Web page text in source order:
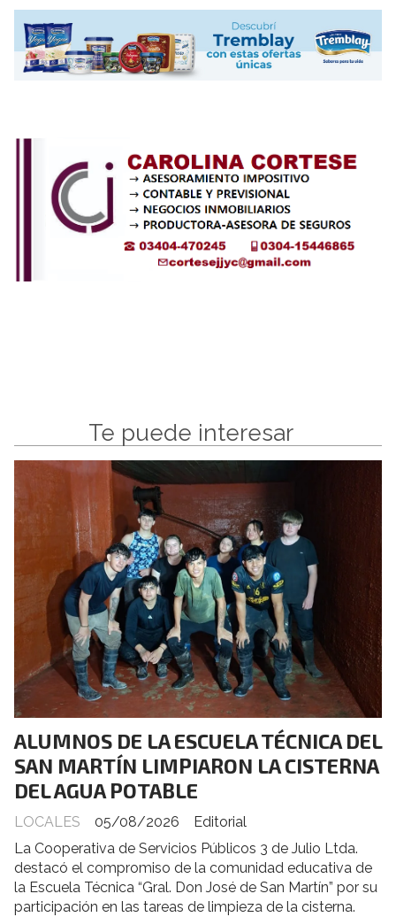
Te puede interesar
ALUMNOS DE LA ESCUELA TÉCNICA DEL
SAN MARTÍN LIMPIARON LA CISTERNA
DEL AGUA POTABLE
Editorial
LOCALES
05/08/2026
La Cooperativa de Servicios Públicos 3 de Julio Ltda.
destacó el compromiso de la comunidad educativa de
la Escuela Técnica “Gral. Don José de San Martín” por su
participación en las tareas de limpieza de la cisterna.